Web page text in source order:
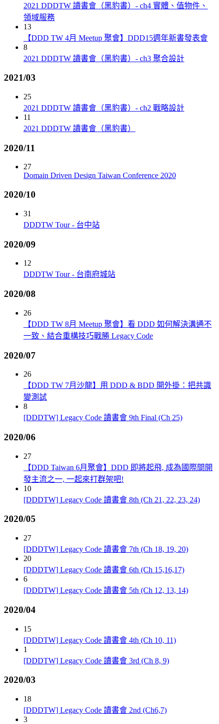
2021 DDDTW 讀書會（黑豹書）- ch4 實體、值物件、
領域服務
13
【DDD TW 4月 Meetup 聚會】DDD15週年新書發表會
8
2021 DDDTW 讀書會（黑豹書）- ch3 聚合設計
2021/03
25
2021 DDDTW 讀書會（黑豹書）- ch2 戰略設計
11
2021 DDDTW 讀書會（黑豹書）
2020/11
27
Domain Driven Design Taiwan Conference 2020
2020/10
31
DDDTW Tour - 台中站
2020/09
12
DDDTW Tour - 台南府城站
2020/08
26
【DDD TW 8月 Meetup 聚會】看 DDD 如何解決溝通不
一致、結合重構技巧戰勝 Legacy Code
2020/07
26
【DDD TW 7月沙龍】用 DDD & BDD 開外掛：把共識
變測試
8
[DDDTW] Legacy Code 讀書會 9th Final (Ch 25)
2020/06
27
【DDD Taiwan 6月聚會】DDD 即將起飛, 成為國際間開
發主流之一, 一起來打群架吧!
10
[DDDTW] Legacy Code 讀書會 8th (Ch 21, 22, 23, 24)
2020/05
27
[DDDTW] Legacy Code 讀書會 7th (Ch 18, 19, 20)
20
[DDDTW] Legacy Code 讀書會 6th (Ch 15,16,17)
6
[DDDTW] Legacy Code 讀書會 5th (Ch 12, 13, 14)
2020/04
15
[DDDTW] Legacy Code 讀書會 4th (Ch 10, 11)
1
[DDDTW] Legacy Code 讀書會 3rd (Ch 8, 9)
2020/03
18
[DDDTW] Legacy Code 讀書會 2nd (Ch6,7)
3